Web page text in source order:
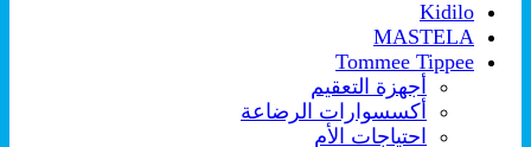
Kidilo
MASTELA
Tommee Tippee
أجهزة التعقيم
أكسسوارات الرضاعة
احتياجات الأم